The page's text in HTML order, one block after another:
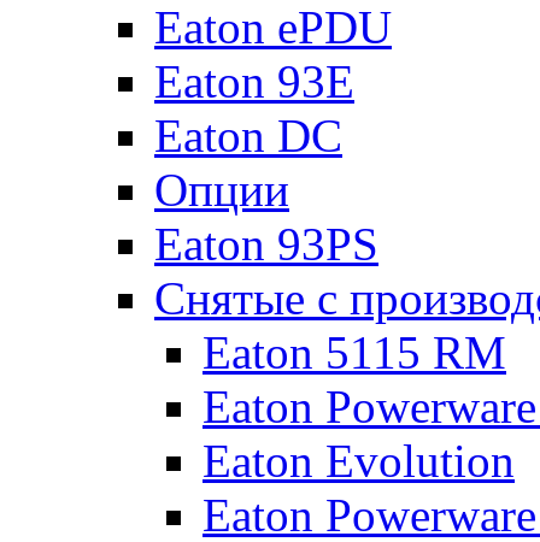
Eaton ePDU
Eaton 93E
Eaton DC
Опции
Eaton 93PS
Снятые с
Eaton 5115 RM
Eaton
Eaton Evolution
Eaton